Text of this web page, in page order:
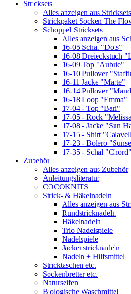
Stricksets
Alles anzeigen aus Stricksets
Strickpaket Socken The
Schoppel-Stricksets
Alles anzeigen aus
16-05 Schal "Dots"
16-08 Dreieckstuch
16-09 Top "Aubrie"
16-10 Pullover
16-11 Jacke "Marte"
16-14 Pullover
16-18 Loop "Emma"
17-04 - Top "Bari"
17-05 - Rock
17-08 - Jacke "Sun
17-15 - Shirt
17-23 - Bolero
17-35 - Schal "Chord"
Zubehör
Alles anzeigen aus Zubehör
Anleitungsliteratur
COCOKNITS
Strick- & Häkelnadeln
Alles anzeigen aus
Rundstricknadeln
Häkelnadeln
Trio Nadelspiele
Nadelspiele
Jackenstricknadeln
Nadeln + Hilfsmittel
Stricktaschen etc.
Sockenbretter etc.
Naturseifen
Biologische Waschmittel